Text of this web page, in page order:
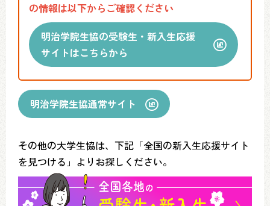
の情報は以下からご確認ください
明治学院生協の受験生・新入生応援
サイトはこちらから
明治学院生協通常サイト
その他の大学生協は、下記「全国の新入生応援サイト
を見つける」よりお探しください。